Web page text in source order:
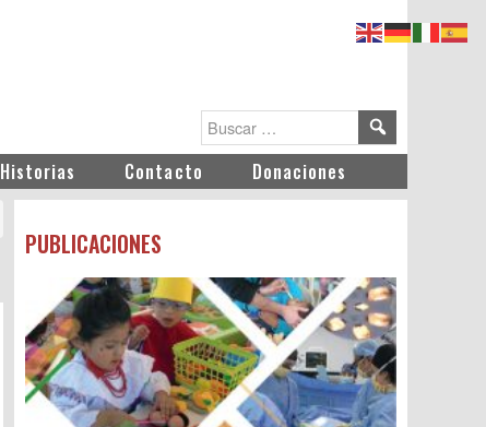
Historias Contacto Donaciones
PUBLICACIONES